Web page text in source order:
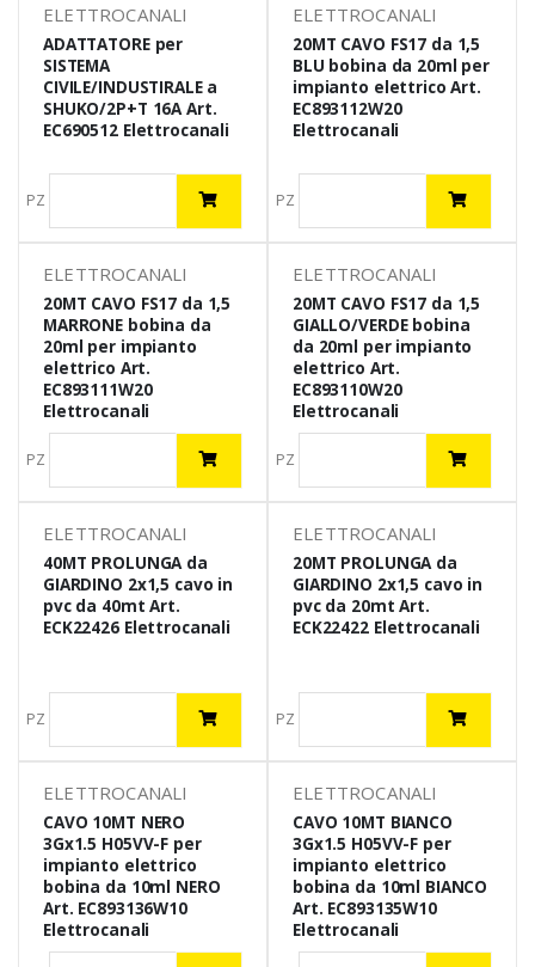
ELETTROCANALI
ADATTATORE per
SISTEMA
CIVILE/INDUSTIRALE a
SHUKO/2P+T 16A Art.
EC690512 Elettrocanali
PZ
ELETTROCANALI
20MT CAVO FS17 da 1,5
BLU bobina da 20ml per
impianto elettrico Art.
EC893112W20
Elettrocanali
PZ
ELETTROCANALI
20MT CAVO FS17 da 1,5
MARRONE bobina da
20ml per impianto
elettrico Art.
EC893111W20
Elettrocanali
PZ
ELETTROCANALI
20MT CAVO FS17 da 1,5
GIALLO/VERDE bobina
da 20ml per impianto
elettrico Art.
EC893110W20
Elettrocanali
PZ
ELETTROCANALI
40MT PROLUNGA da
GIARDINO 2x1,5 cavo in
pvc da 40mt Art.
ECK22426 Elettrocanali
PZ
ELETTROCANALI
20MT PROLUNGA da
GIARDINO 2x1,5 cavo in
pvc da 20mt Art.
ECK22422 Elettrocanali
PZ
ELETTROCANALI
CAVO 10MT NERO
3Gx1.5 H05VV-F per
impianto elettrico
bobina da 10ml NERO
Art. EC893136W10
Elettrocanali
ELETTROCANALI
CAVO 10MT BIANCO
3Gx1.5 H05VV-F per
impianto elettrico
bobina da 10ml BIANCO
Art. EC893135W10
Elettrocanali